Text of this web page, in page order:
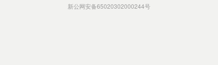
新公网安备65020302000244号